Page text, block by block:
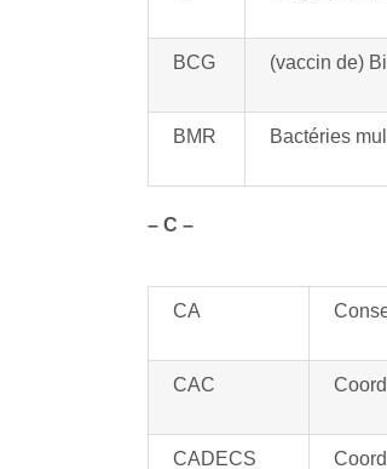
BCG (vaccin de)
BMR Bactéries
– C –
CA
CAC
CADECS